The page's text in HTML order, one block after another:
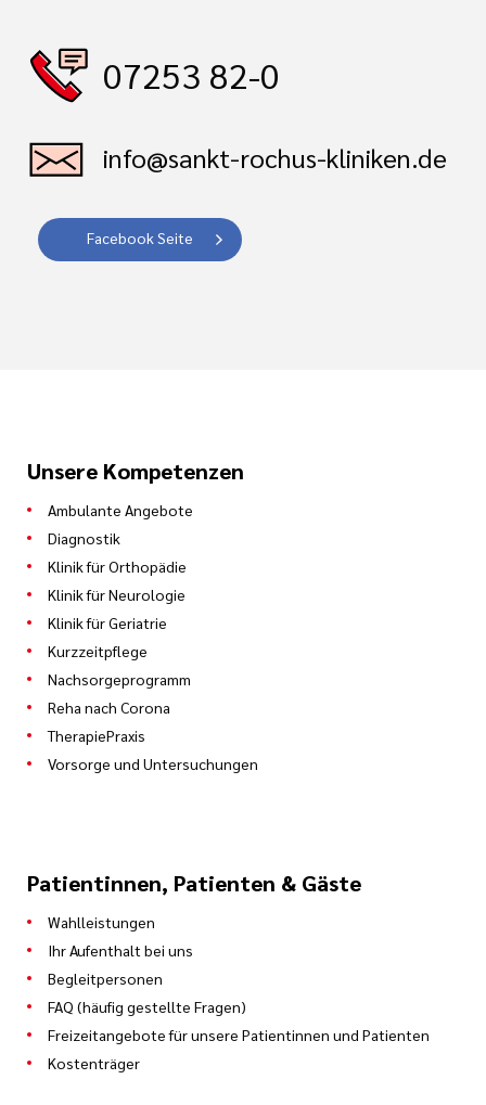
07253 82-0
info@sankt-rochus-kliniken.de
Facebook Seite
Unsere Kompetenzen
Ambulante Angebote
Diagnostik
Klinik für Orthopädie
Klinik für Neurologie
Klinik für Geriatrie
Kurzzeitpflege
Nachsorgeprogramm
Reha nach Corona
TherapiePraxis
Vorsorge und Untersuchungen
Patientinnen, Patienten & Gäste
Wahlleistungen
Ihr Aufenthalt bei uns
Begleitpersonen
FAQ (häufig gestellte Fragen)
Freizeitangebote für unsere Patientinnen und Patienten
Kostenträger